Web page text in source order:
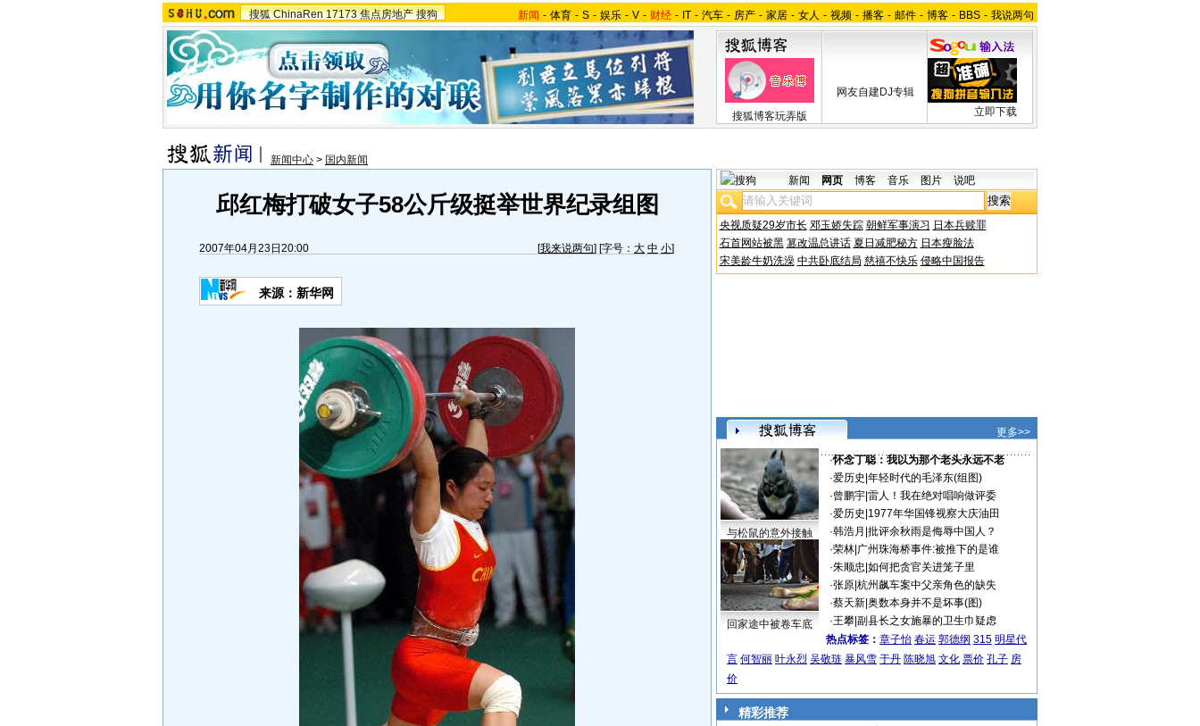
搜狐 ChinaRen 17173 焦点房地产 搜狗 新闻 - 体育 - S - 娱乐 - V - 财经 - IT - 汽车 - 房产 - 家居 - 女人 - 视频 - 播客 - 邮件 - 博客 - BBS - 我说两句
搜狐博客玩弄版
网友自建DJ专辑
立即下载
新闻中心 > 国内新闻
邱红梅打破女子58公斤级挺举世界纪录组图
2007年04月23日20:00 [我来说两句] [字号： 大 中 小]
来源：新华网
新闻 网页 博客 音乐 图片 说吧
央视质疑29岁市长 邓玉娇失踪 朝鲜军事演习 日本兵赎罪
石首网站被黑 篡改温总讲话 夏日减肥秘方 日本瘦脸法
宋美龄牛奶洗澡 中共卧底结局 慈禧不快乐 侵略中国报告
更多>>
与松鼠的意外接触
回家途中被卷车底
·怀念丁聪：我以为那个老头永远不老
·爱历史 年轻时代的毛泽东(组图)
·曾鹏宇| 雷人！我在绝对唱响做评委
·爱历史 1977年华国锋视察大庆油田
·韩浩月 批评余秋雨是侮辱中国人？
·荣林| 广州珠海桥事件:被推下的是谁
·朱顺忠 如何把贪官关进笼子里
·张原| 杭州飙车案中父亲角色的缺失
·蔡天新| 奥数本身并不是坏事(图)
·王攀| 副县长之女施暴的卫生巾疑虑
热点标签： 章子怡 春运 郭德纲 315 明星代
言 何智丽 叶永烈 吴敬琏 暴风雪 于丹 陈晓旭 文化 票价 孔子 房
价
精彩推荐